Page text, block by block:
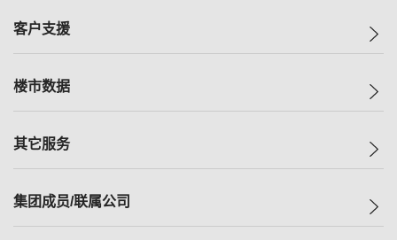
人才招募
一手新房
减价
美联豪宅
独家楼盘
租房
客户支援
自助放盘
查询热线
按揭计算机
负担能力计算机
楼市数据
指数
历史成交
其它服务
小区专页
集团成员/联属公司